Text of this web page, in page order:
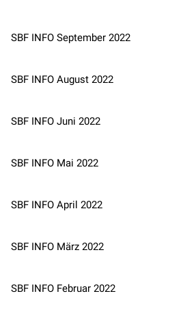
SBF INFO September 2022
SBF INFO August 2022
SBF INFO Juni 2022
SBF INFO Mai 2022
SBF INFO April 2022
SBF INFO März 2022
SBF INFO Februar 2022